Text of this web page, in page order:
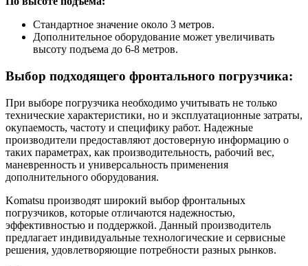
Стандартное значение около 3 метров.
Дополнительное оборудование может увеличивать
высоту подъема до 6-8 метров.
Выбор подходящего фронтального погрузчика:
При выборе погрузчика необходимо учитывать не только
технические характеристики, но и эксплуатационные затраты,
окупаемость, частоту и специфику работ. Надежные
производители предоставляют достоверную информацию о
таких параметрах, как производительность, рабочий вес,
маневренность и универсальность применения
дополнительного оборудования.
Komatsu производят широкий выбор фронтальных
погрузчиков, которые отличаются надежностью,
эффективностью и поддержкой. Данный производитель
предлагает индивидуальные технологические и сервисные
решения, удовлетворяющие потребности разных рынков.